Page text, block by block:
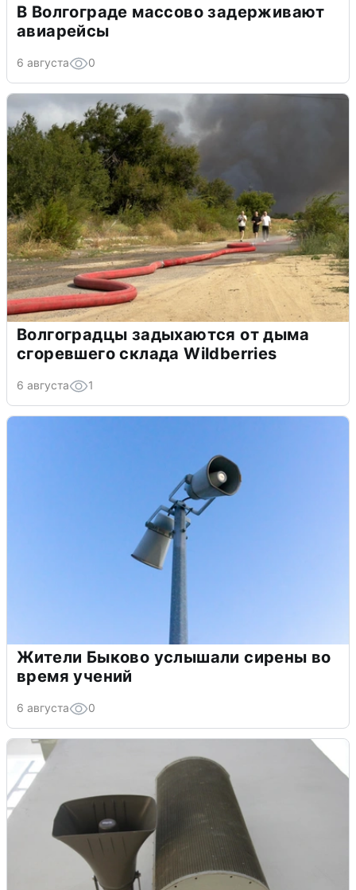
В Волгограде массово задерживают
авиарейсы
6 августа 0
Волгоградцы задыхаются от дыма
сгоревшего склада Wildberries
6 августа 1
Жители Быково услышали сирены во
время учений
6 августа 0